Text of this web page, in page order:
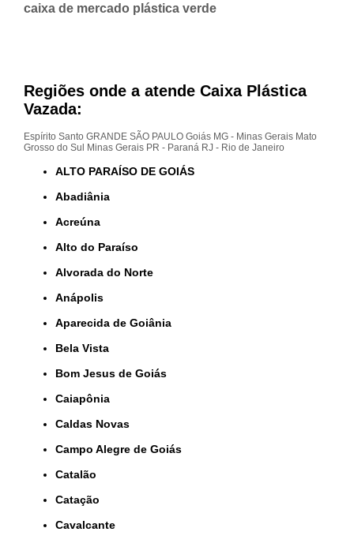
caixa de mercado plástica verde
Regiões onde a atende Caixa Plástica
Vazada:
Espírito Santo GRANDE SÃO PAULO Goiás MG - Minas Gerais Mato
Grosso do Sul
Minas Gerais PR - Paraná RJ - Rio de Janeiro
ALTO PARAÍSO DE GOIÁS
Abadiânia
Acreúna
Alto do Paraíso
Alvorada do Norte
Anápolis
Aparecida de Goiânia
Bela Vista
Bom Jesus de Goiás
Caiapônia
Caldas Novas
Campo Alegre de Goiás
Catalão
Catação
Cavalcante